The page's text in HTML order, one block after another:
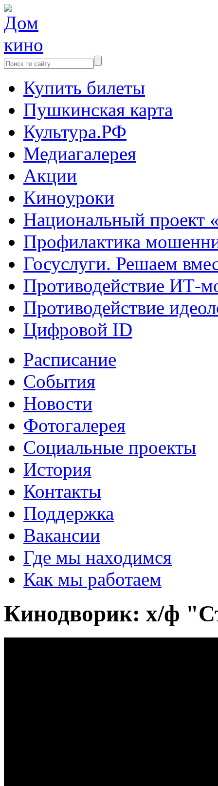
Купить билеты
Пушкинская карта
Культура.РФ
Медиагалерея
Акции
Киноуроки
Национальный проект
Профилактика
Госуслуги. Решаем
Противодействие ИТ-
Противодействие
Цифровой ID
Расписание
События
Новости
Фотогалерея
Социальные проекты
История
Контакты
Поддержка
Вакансии
Где мы находимся
Как мы работаем
Кинодворик: х/ф